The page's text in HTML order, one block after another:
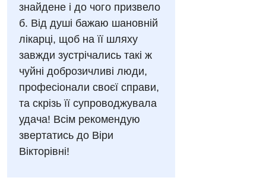
Алергологія, імунологія
Андрологія
Безоплатні послуги
Вакцинація
Гастроентерологія
Гематологія
Дерматовенерологія
Російська
знайдене і до чого призвело
б. Від душі бажаю шановній
лікарці, щоб на її шляху
завжди зустрічались такі ж
чуйні доброзичливі люди,
професіонали своєї справи,
та скрізь її супроводжувала
удача! Всім рекомендую
звертатись до Віри
Вікторівні!